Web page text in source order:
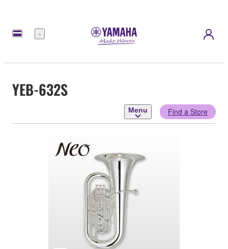
Menu
YEB-632S
Menu Find a Store